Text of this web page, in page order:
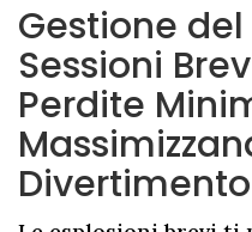
Gestione
Sessioni
Perdite
Divertimento